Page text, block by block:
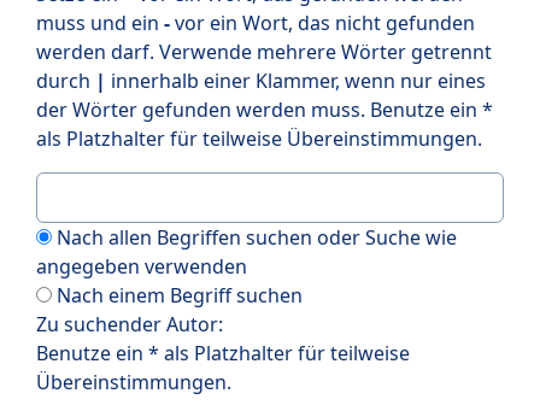
muss und ein -vor ein Wort, das nicht gefunden
werden darf. Verwende mehrere Wörter getrennt
durch | innerhalb einer Klammer, wenn nur eines
der Wörter gefunden werden muss. Benutze ein *
als Platzhalter für teilweise Übereinstimmungen.
Nach allen Begriffen suchen oder Suche wie
angegeben verwenden
Nach einem Begriff suchen
Zu suchender Autor:
Benutze ein * als Platzhalter für teilweise
Übereinstimmungen.